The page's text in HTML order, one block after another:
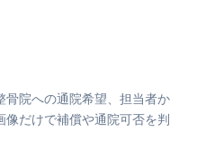
骨院への通院希望、担当者か
だけで補償や通院可否を判